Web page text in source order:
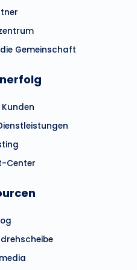
Gemeinschaft
Center